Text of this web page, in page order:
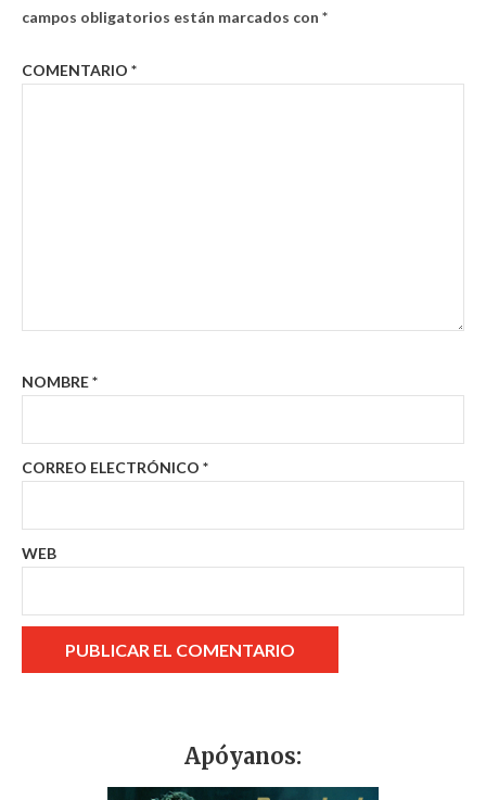
campos obligatorios están marcados con *
COMENTARIO *
NOMBRE*
CORREO ELECTRÓNICO *
WEB
Apóyanos: